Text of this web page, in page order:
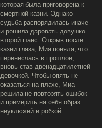
которая была приговорена к
смертной казни. Однако
судьба распорядилась иначе
и решила даровать девушке
второй шанс. Открыв после
казни глаза, Миа поняла, что
перенеслась в прошлое,
вновь став двенадцатилетней
девочкой. Чтобы опять не
оказаться на плахе, Миа
решила не повторять ошибок
и примерить на себя образ
неуклюжей и робкой